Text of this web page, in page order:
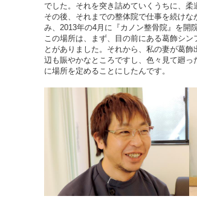
でした。それを突き詰めていくうちに、柔
その後、それまでの整体院で仕事を続け
み、2013年の4月に『カノン整骨院』を開
この場所は、まず、目の前にある葛飾シ
とがありました。それから、私の妻が葛
辺も賑やかなところですし、色々見て廻
に場所を定めることにしたんです。